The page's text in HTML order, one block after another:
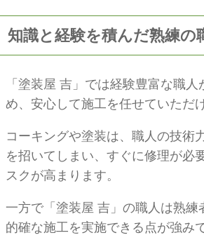
知識と経験を積んだ熟練の
「塗装屋 吉」では経験豊富な職
め、安心して施工を任せていただ
コーキングや塗装は、職人の技術
を招いてしまい、すぐに修理が必
スクが高まります。
一方で「塗装屋 吉」の職人は熟練
的確な施工を実施できる点が強み